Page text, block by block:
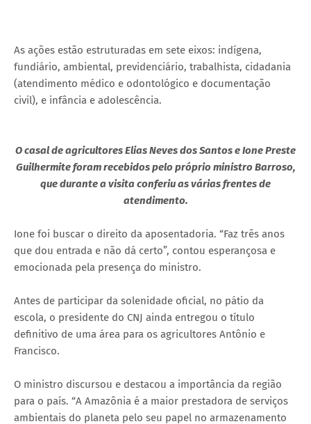
As ações estão estruturadas em sete eixos: indígena,
fundiário, ambiental, previdenciário, trabalhista, cidadania
(atendimento médico e odontológico e documentação
civil), e infância e adolescência.
O casal de agricultores Elias Neves dos Santos e Ione Preste
Guilhermite foram recebidos pelo próprio ministro Barroso,
que durante a visita conferiu as várias frentes de
atendimento.
Ione foi buscar o direito da aposentadoria. “Faz três anos
que dou entrada e não dá certo”, contou esperançosa e
emocionada pela presença do ministro.
Antes de participar da solenidade oficial, no pátio da
escola, o presidente do CNJ ainda entregou o título
definitivo de uma área para os agricultores Antônio e
Francisco.
O ministro discursou e destacou a importância da região
para o país. “A Amazônia é a maior prestadora de serviços
ambientais do planeta pelo seu papel no armazenamento